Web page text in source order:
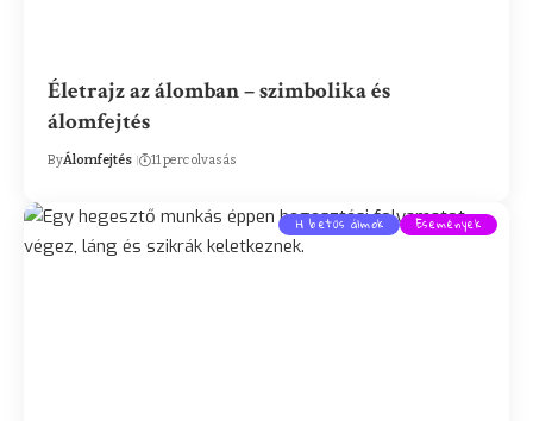
Életrajz az álomban – szimbolika és
álomfejtés
ByÁlomfejtés 11 perc olvasás
H betűs álmok Események